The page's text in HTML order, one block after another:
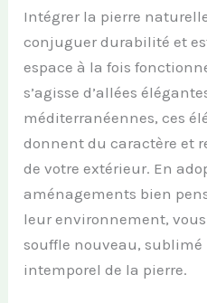
Intégrer la pierre
conjuguer durabilité et
espace à la fois
s’agisse d’allées
méditerranéennes, ces
donnent du caractère et
de votre extérieur. En
aménagements bien
leur environnement,
souffle nouveau, sublimé
intemporel de la pierre.